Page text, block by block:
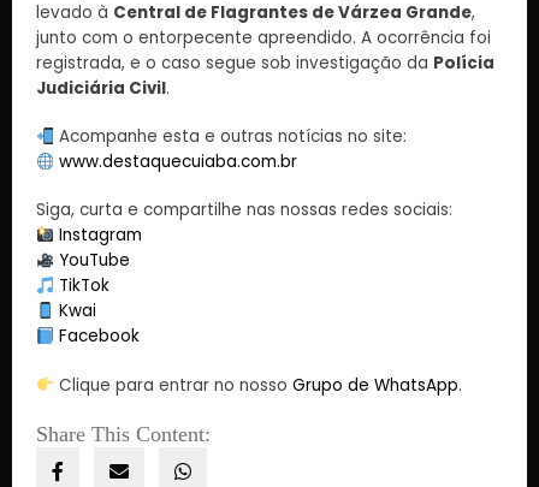
levado à Central de Flagrantes de Várzea Grande,
junto com o entorpecente apreendido. A ocorrência foi
registrada, e o caso segue sob investigação da Polícia
Judiciária Civil.
Acompanhe esta e outras notícias no site:
www.destaquecuiaba.com.br
Siga, curta e compartilhe nas nossas redes sociais:
Instagram
YouTube
TikTok
Kwai
Facebook
Clique para entrar no nossoGrupo de WhatsApp.
Share This Content: